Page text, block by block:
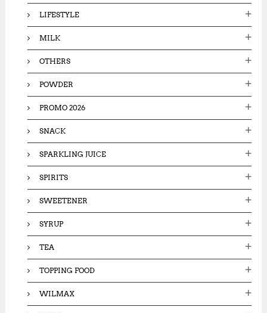
LIFESTYLE
MILK
OTHERS
POWDER
PROMO 2026
SNACK
SPARKLING JUICE
SPIRITS
SWEETENER
SYRUP
TEA
TOPPING FOOD
WILMAX